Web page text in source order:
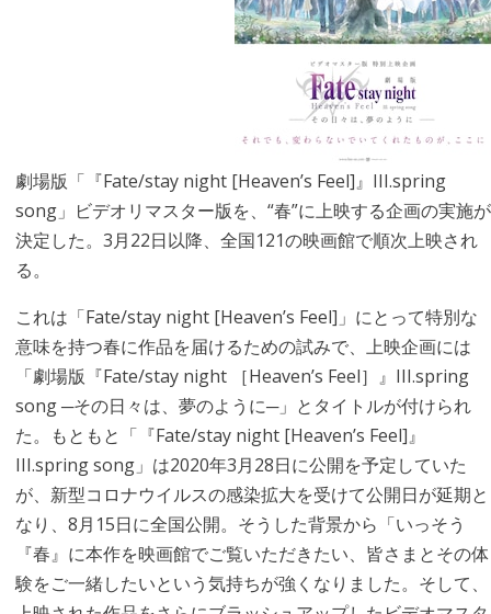
劇場版「『Fate/stay night [Heaven’s Feel]』III.spring
song」ビデオリマスター版を、“春”に上映する企画の実施が
決定した。3月22日以降、全国121の映画館で順次上映され
る。
これは「Fate/stay night [Heaven’s Feel]」にとって特別な
意味を持つ春に作品を届けるための試みで、上映企画には
「劇場版『Fate/stay night ［Heaven’s Feel］』III.spring
song ─その日々は、夢のように─」とタイトルが付けられ
た。もともと「『Fate/stay night [Heaven’s Feel]』
III.spring song」は2020年3月28日に公開を予定していた
が、新型コロナウイルスの感染拡大を受けて公開日が延期と
なり、8月15日に全国公開。そうした背景から「いっそう
『春』に本作を映画館でご覧いただきたい、皆さまとその体
験をご一緒したいという気持ちが強くなりました。そして、